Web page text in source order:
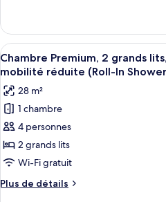
2
grands
lits,
accessible
aux
personnes
à
mobilité
réduite
(Roll-
In
le
type
de
chambre
Standard,
2
grands
lits,
accessible
personnes
à
mobilité
Afficher
toutes
les
photos
pour
ce
type
de
chambre :
Chambre
7
Chambre Premium, 2 grands
mobilité réduite (Roll-In
28 m²
1 chambre
4 personnes
2 grands lits
Wi-Fi gratuit
Plus de détails
Plus